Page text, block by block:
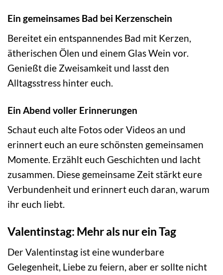
Ein gemeinsames Bad bei Kerzenschein
Bereitet ein entspannendes Bad mit Kerzen,
ätherischen Ölen und einem Glas Wein vor.
Genießt die Zweisamkeit und lasst den
Alltagsstress hinter euch.
Ein Abend voller Erinnerungen
Schaut euch alte Fotos oder Videos an und
erinnert euch an eure schönsten gemeinsamen
Momente. Erzählt euch Geschichten und lacht
zusammen. Diese gemeinsame Zeit stärkt eure
Verbundenheit und erinnert euch daran, warum
ihr euch liebt.
Valentinstag: Mehr als nur ein Tag
Der Valentinstag ist eine wunderbare
Gelegenheit, Liebe zu feiern, aber er sollte nicht